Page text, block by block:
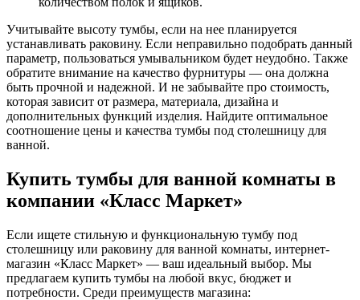
Учитывайте высоту тумбы, если на нее планируется
устанавливать раковину. Если неправильно подобрать данный
параметр, пользоваться умывальником будет неудобно. Также
обратите внимание на качество фурнитуры — она должна
быть прочной и надежной. И не забывайте про стоимость,
которая зависит от размера, материала, дизайна и
дополнительных функций изделия. Найдите оптимальное
соотношение цены и качества тумбы под столешницу для
ванной.
Купить тумбы для ванной комнаты в
компании «Класс Маркет»
Если ищете стильную и функциональную тумбу под
столешницу или раковину для ванной комнаты, интернет-
магазин «Класс Маркет» — ваш идеальный выбор. Мы
предлагаем купить тумбы на любой вкус, бюджет и
потребности. Среди преимуществ магазина: